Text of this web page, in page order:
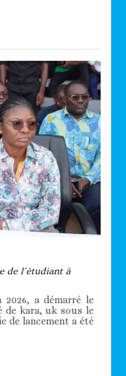
de l’étudiant à
2026, a démarré le
de kara, uk sous le
de lancement a été